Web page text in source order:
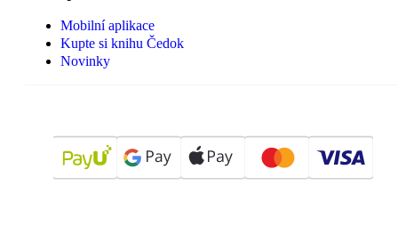
Mobilní aplikace
Kupte si knihu Čedok
Novinky